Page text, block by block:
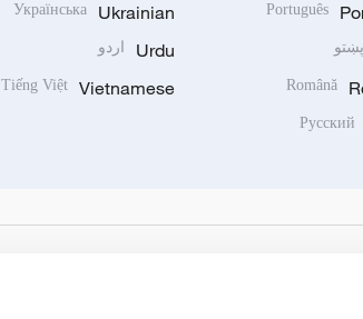
Português
پښتو
Română
Русский
Ukrainian
Українська
Urdu اردو
Vietnamese
Tiếng Việt